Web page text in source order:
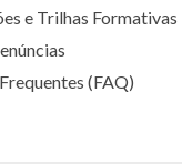
e Trilhas Formativas
(FAQ)